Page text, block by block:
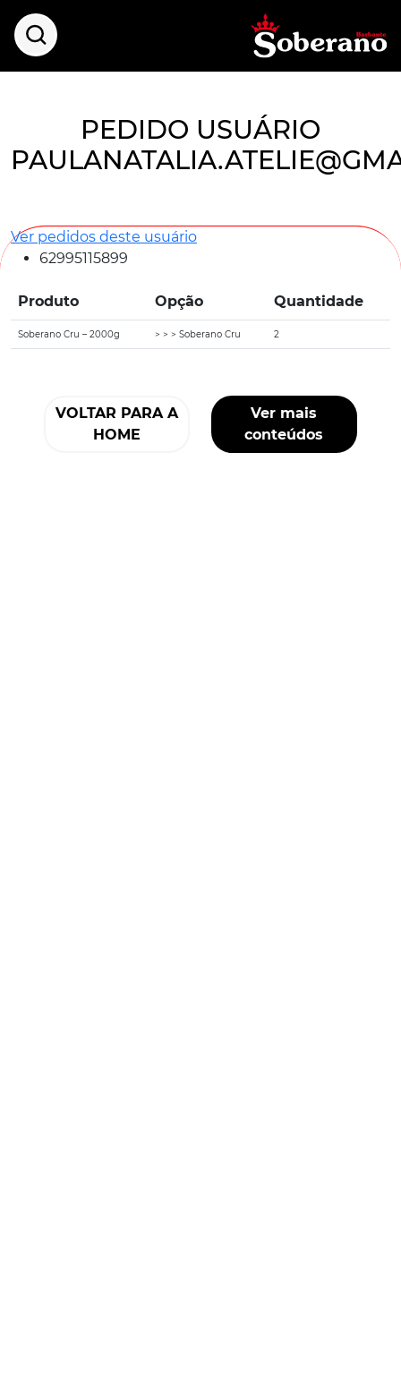
PEDIDO USUÁRIO
Ver pedidos deste usuário
62995115899
Produto Opção Quantidade
Soberano Cru – 2000g > > > Soberano Cru 2
VOLTAR PARA A
HOME
Ver mais
conteúdos